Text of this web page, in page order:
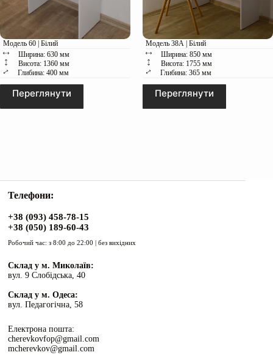
Модель 60 | Білий
Ширина: 630 мм
Висота: 1360 мм
Глибина: 400 мм
Переглянути
Модель 38А | Білий
Ширина: 850 мм
Висота: 1755 мм
Глибина: 365 мм
Переглянути
Телефони:
+38 (093) 458-78-15
+38 (050) 189-60-43
Робочий час: з 8:00 до 22:00 | без вихідних
Склад у м. Миколаїв:
вул. 9 Слобідська, 40
Склад у м. Одеса:
вул. Педагогічна, 58
Електрона пошта:
cherevkovfop@gmail.com
mcherevkov@gmail.com